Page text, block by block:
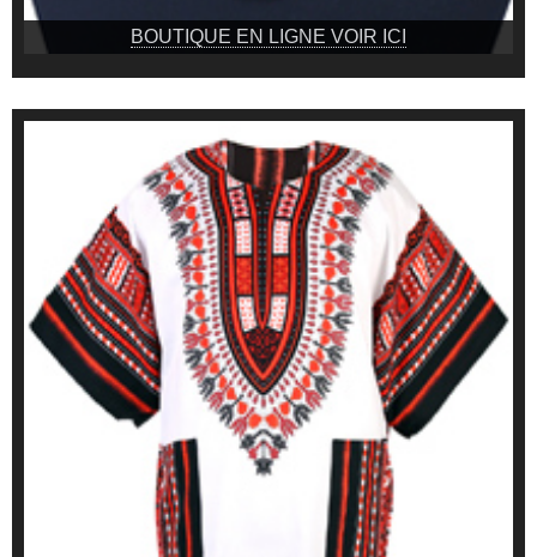
BOUTIQUE EN LIGNE VOIR ICI